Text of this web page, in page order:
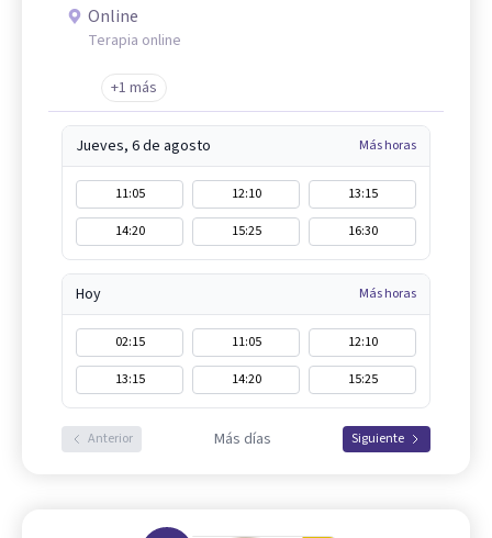
Online
Terapia online
+1 más
Jueves, 6 de agosto Más horas
11:05 12:10
13:15
14:20
15:25 16:30
Hoy Más horas
02:15 11:05
12:10
13:15
14:20 15:25
Anterior Más días Siguiente